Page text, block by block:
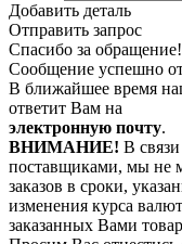
Добавить деталь
Отправить запрос
Спасибо за обращение!
Сообщение успешно
В ближайшее время
ответит Вам на
электронную почту.
ВНИМАНИЕ! В
поставщиками, мы не
заказов в сроки,
изменения курса
заказанных Вами